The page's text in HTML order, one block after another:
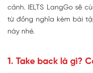
cảnh. IELTS LangGo sẽ
từ đồng nghĩa kèm bài
này nhé.
1. Take back là gì?